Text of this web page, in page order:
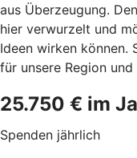
aus Überzeugung.
hier verwurzelt und
Ideen wirken können.
für unsere Region
25.750 € im
Spenden jährlich